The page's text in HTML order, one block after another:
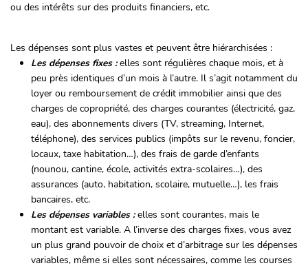
ou des intérêts sur des produits financiers, etc.
Les dépenses sont plus vastes et peuvent être hiérarchisées :
Les dépenses fixes:elles sont régulières chaque mois, et à
peu près identiques d’un mois à l’autre. Il s’agit notamment du
loyer ou remboursement de crédit immobilier ainsi que des
charges de copropriété, des charges courantes (électricité, gaz,
eau), des abonnements divers (TV, streaming, Internet,
téléphone), des services publics (impôts sur le revenu, foncier,
locaux, taxe habitation…), des frais de garde d’enfants
(nounou, cantine, école, activités extra-scolaires…), des
assurances (auto, habitation, scolaire, mutuelle…), les frais
bancaires, etc.
Les dépenses variables:elles sont courantes, mais le
montant est variable. A l’inverse des charges fixes, vous avez
un plus grand pouvoir de choix et d’arbitrage sur les dépenses
variables, même si elles sont nécessaires, comme les courses